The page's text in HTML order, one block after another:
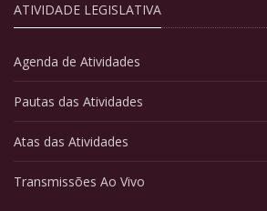
ATIVIDADE LEGISLATIVA
Agenda de Atividades
Pautas das Atividades
Atas das Atividades
Transmissões Ao Vivo